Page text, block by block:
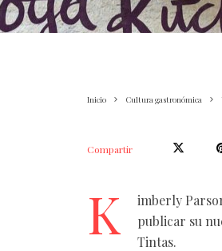
Inicio Cultura gastronómica
Compartir
K
imberly
publicar su
Tintas.